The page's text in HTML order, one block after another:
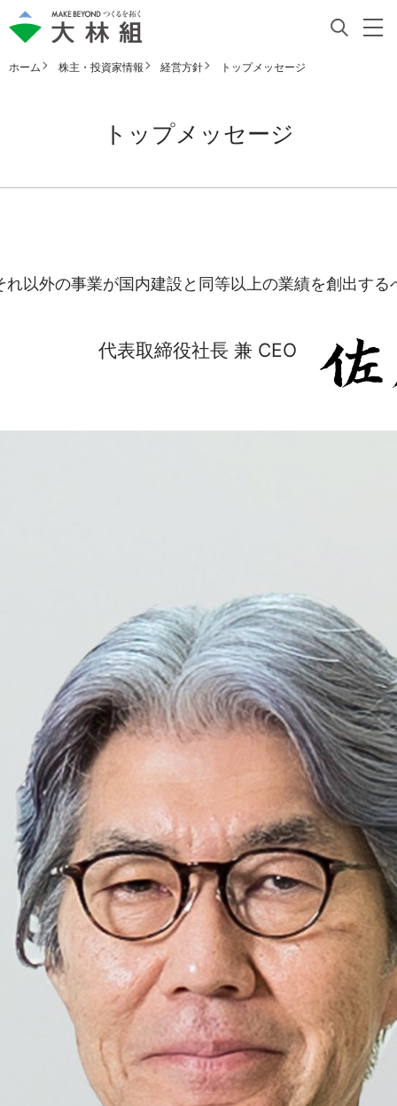
ホーム 株主・投資家情報 経営方針 トップメッセージ
トップメッセージ
以外の事業が国内建設と同等以上の業績を創出す
代表取締役社長 兼 CEO